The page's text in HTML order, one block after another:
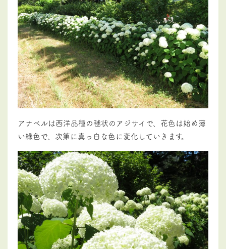
アナベルは西洋品種の毬状のアジサイで、花色は始め薄
い緑色で、次第に真っ白な色に変化していきます。